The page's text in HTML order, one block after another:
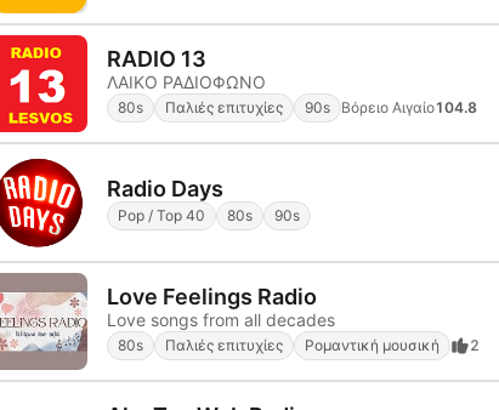
RADIO 13
ΛΑΙΚΟ ΡΑΔΙΟΦΩΝΟ
80s Παλιές επιτυχίες 90s Βόρειο Αιγαίο104.8
Radio Days
Pop / Top 40 80s 90s
Love Feelings Radio
Love songs from all decades
80s Παλιές επιτυχίες Ρομαντική μουσική 2